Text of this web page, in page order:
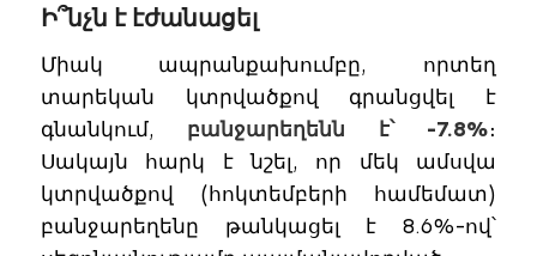
Ի՞նչն է էժանացել
Միակ ապրանքախումբը, որտեղ
տարեկան կտրվածքով գրանցվել է
գնանկում, բանջարեղենն է՝ -7.8%։
Սակայն հարկ է նշել, որ մեկ ամսվա
կտրվածքով (հոկտեմբերի համեմատ)
բանջարեղենը թանկացել է 8.6%-ով՝